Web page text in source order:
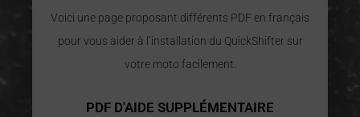
Voici une page proposant différents PDF en français
pour vous aider à l’installation du QuickShifter sur
votre moto facilement.
PDF D'AIDE SUPPLÉMENTAIRE